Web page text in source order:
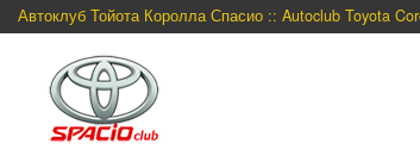
Автоклуб Тойота Королла Спасио :: Autoclub Toyota